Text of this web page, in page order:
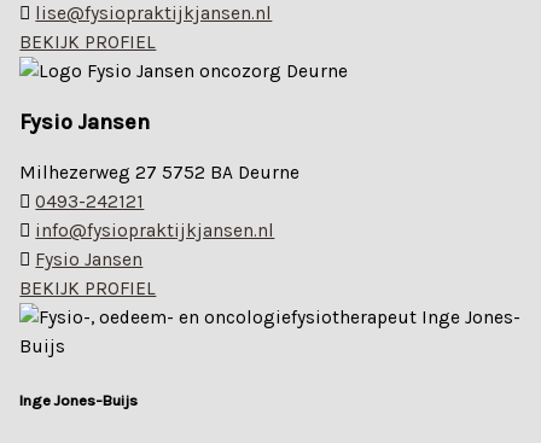
lise@fysiopraktijkjansen.nl
BEKIJK PROFIEL
Fysio Jansen
Milhezerweg 27 5752 BA Deurne
0493-242121
info@fysiopraktijkjansen.nl
Fysio Jansen
BEKIJK PROFIEL
Inge Jones-Buijs